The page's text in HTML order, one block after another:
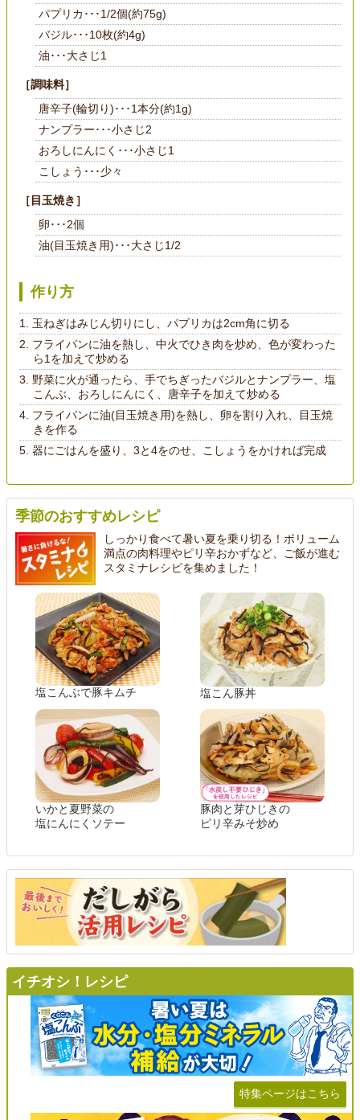
パプリカ･･･1/2個(約75g)
バジル･･･10枚(約4g)
油･･･大さじ1
［調味料］
唐辛子(輪切り)･･･1本分(約1g)
ナンプラー･･･小さじ2
おろしにんにく･･･小さじ1
こしょう･･･少々
［目玉焼き］
卵･･･2個
油(目玉焼き用)･･･大さじ1/2
作り方
玉ねぎはみじん切りにし、パプリカは2cm角に切る
フライパンに油を熱し、中火でひき肉を炒め、色が変わった
ら1を加えて炒める
野菜に火が通ったら、手でちぎったバジルとナンプラー、塩
こんぶ、おろしにんにく、唐辛子を加えて炒める
フライパンに油(目玉焼き用)を熱し、卵を割り入れ、目玉焼
きを作る
器にごはんを盛り、3と4をのせ、こしょうをかければ完成
季節のおすすめレシピ
しっかり食べて暑い夏を乗り切る！ボリューム
満点の肉料理やピリ辛おかずなど、ご飯が進む
スタミナレシピを集めました！
塩こんぶで豚キムチ 塩こん豚丼
いかと夏野菜の
塩にんにくソテー
豚肉と芽ひじきの
ピリ辛みそ炒め
イチオシ！レシピ
特集ページはこちら